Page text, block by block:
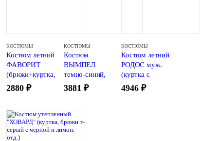
КОСТЮМЫ
Костюм летний
ФАВОРИТ
(брюки+куртка,
т-серый с
2880 ₽
КОСТЮМЫ
Костюм
ВЫМПЕЛ
темно-синий,
арт.КОС111
с, пл.240 г/м2)
3881 ₽
КОСТЮМЫ
Костюм летний
РОДОС муж.
(куртка с
капюшоном+бр
4946 ₽